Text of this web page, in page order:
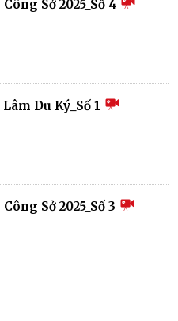
Sở 2025_Số 4
Du Ký_Số 1
Sở 2025_Số 3